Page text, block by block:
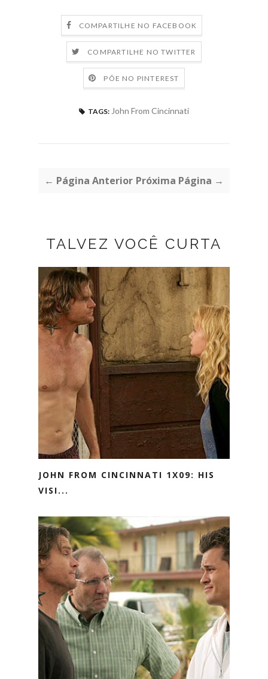
COMPARTILHE NO FACEBOOK
COMPARTILHE NO TWITTER
PÕE NO PINTEREST
TAGS: John From Cincinnati
← Página Anterior Próxima Página →
TALVEZ VOCÊ CURTA
JOHN FROM CINCINNATI 1X09: HIS
VISI...